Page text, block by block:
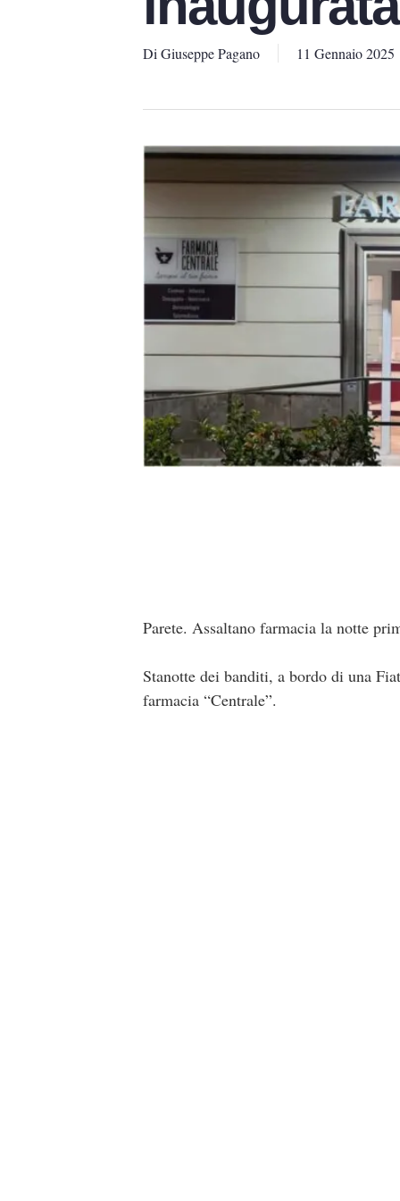
Di Giuseppe Pagano 11 Gennaio 2025
Parete. Assaltano farmacia la notte
Stanotte dei banditi, a bordo di una
farmacia “Centrale”.